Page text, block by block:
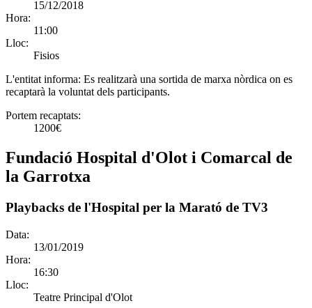
15/12/2018
Hora:
11:00
Lloc:
Fisios
L'entitat informa: Es realitzarà una sortida de marxa nòrdica on es
recaptarà la voluntat dels participants.
Portem recaptats:
1200€
Fundació Hospital d'Olot i Comarcal de
la Garrotxa
Playbacks de l'Hospital per la Marató de TV3
Data:
13/01/2019
Hora:
16:30
Lloc:
Teatre Principal d'Olot